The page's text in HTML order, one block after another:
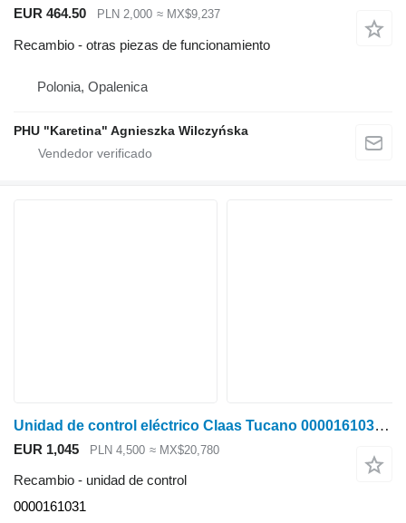
EUR 464.50 PLN 2,000 ≈ MX$9,237
Recambio - otras piezas de funcionamiento
Polonia, Opalenica
PHU "Karetina" Agnieszka Wilczyńska
Unidad de control eléctrico Claas Tucano 0000161031 para Claas Tucano cosechadora de cereales
EUR 1,045 PLN 4,500 ≈ MX$20,780
Recambio - unidad de control
0000161031